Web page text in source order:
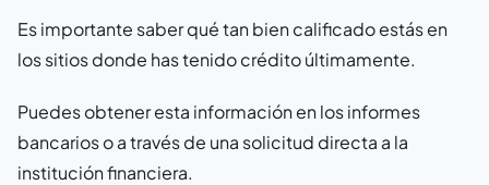
Es importante saber qué tan bien calificado estás en
los sitios donde has tenido crédito últimamente.
Puedes obtener esta información en los informes
bancarios o a través de una solicitud directa a la
institución financiera.